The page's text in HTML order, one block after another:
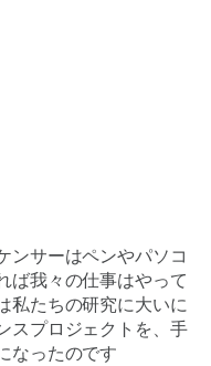
PDF
ンサーはペンやパソコ
ば我々の仕事はやって
私たちの研究に大いに
スプロジェクトを、手
なったのです